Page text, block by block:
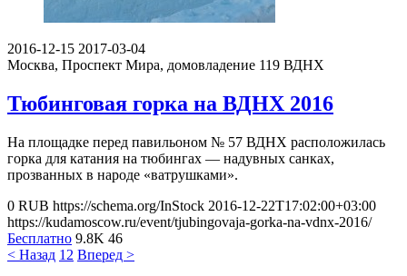
2016-12-15 2017-03-04
Москва, Проспект Мира, домовладение 119 ВДНХ
Тюбинговая горка на ВДНХ 2016
На площадке перед павильоном № 57 ВДНХ расположилась
горка для катания на тюбингах — надувных санках,
прозванных в народе «ватрушками».
0 RUB https://schema.org/InStock 2016-12-22T17:02:00+03:00
https://kudamoscow.ru/event/tjubingovaja-gorka-na-vdnx-2016/
Бесплатно 9.8K 46
< Назад 1 2 Вперед >